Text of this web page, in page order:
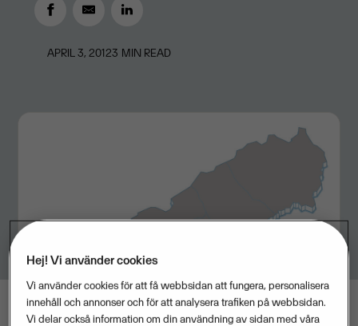
APRIL 3, 20123 MIN READ
Hej! Vi använder cookies
Vi använder cookies för att få webbsidan att fungera, personalisera
innehåll och annonser och för att analysera trafiken på webbsidan.
Vi delar också information om din användning av sidan med våra